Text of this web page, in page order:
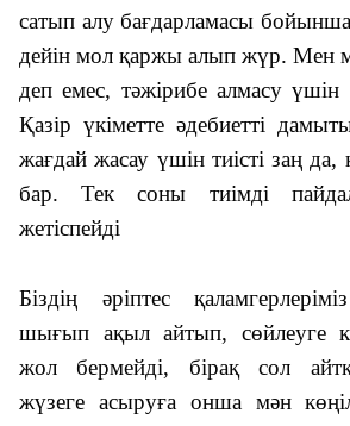
сатып алу бағдарламасы
дейін мол қаржы алып жүр. Мен
деп емес, тәжірибе алмасу
Қазір үкіметте әдебиетті
жағдай жасау үшін тиісті заң да,
бар. Тек соны тиімді
жетіспейді
Біздің әріптес
шығып ақыл айтып, сөйлеуге
жол бермейді, бірақ сол
жүзеге асыруға онша мән